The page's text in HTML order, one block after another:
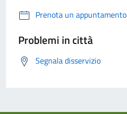
Prenota un appuntamento
Problemi in città
Segnala disservizio